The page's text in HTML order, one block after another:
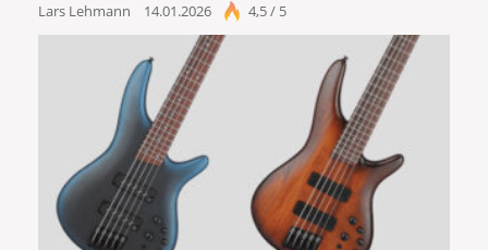
Lars Lehmann 14.01.2026 4,5 / 5